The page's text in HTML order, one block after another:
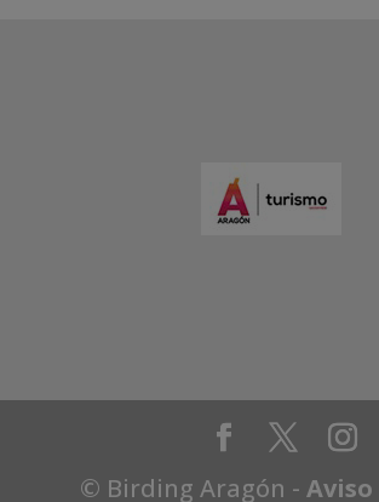
© Birding Aragón -